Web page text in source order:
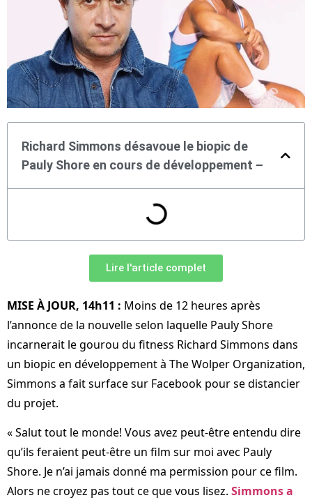
Richard Simmons désavoue le biopic de
Pauly Shore en cours de développement – ​​
Lire l'article complet
MISE À JOUR, 14h11 : Moins de 12 heures après
l’annonce de la nouvelle selon laquelle Pauly Shore
incarnerait le gourou du fitness Richard Simmons dans
un biopic en développement à The Wolper Organization,
Simmons a fait surface sur Facebook pour se distancier
du projet.
« Salut tout le monde! Vous avez peut-être entendu dire
qu’ils feraient peut-être un film sur moi avec Pauly
Shore. Je n’ai jamais donné ma permission pour ce film.
Alors ne croyez pas tout ce que vous lisez. Simmons a